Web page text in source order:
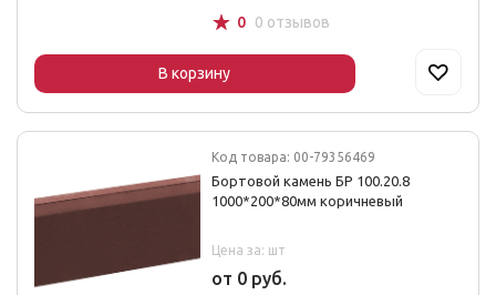
☆ 0 0 отзывов
В корзину
Код товара: 00-79356469
Бортовой камень БР 100.20.8
1000*200*80мм коричневый
Цена за: шт
от 0 руб.